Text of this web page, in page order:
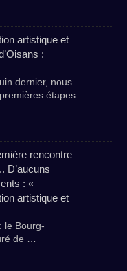
artistique et
:
dernier, nous
étapes
rencontre
D’aucuns
: «
artistique et
le Bourg-
de …